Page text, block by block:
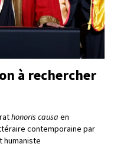
à rechercher
honoris causa en
contemporaine par